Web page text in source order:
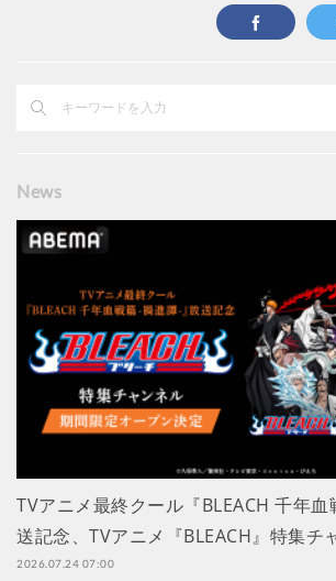
News
TVアニメ最終クール『BLEACH 千年
送記念、TVアニメ『BLEACH』特集チ
2026.07.24 07:00